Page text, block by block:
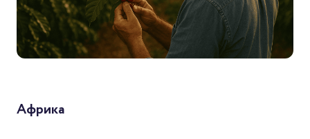
Африка